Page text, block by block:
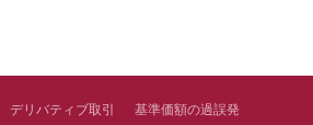
デリバティブ取引
基準価額の過誤発